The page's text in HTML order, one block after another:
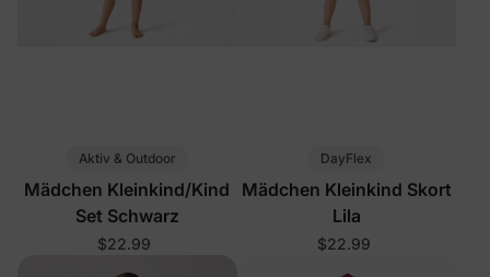
Aktiv & Outdoor
Mädchen Kleinkind/Kind
Set Schwarz
$22.99
DayFlex
Mädchen Kleinkind Skort
Lila
$22.99